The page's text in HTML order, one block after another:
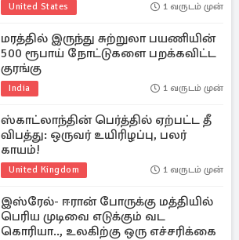
United States 1 வருடம் முன்
மரத்தில் இருந்து சுற்றுலா பயணியின்
500 ரூபாய் நோட்டுகளை பறக்கவிட்ட
குரங்கு
India 1 வருடம் முன்
ஸ்காட்லாந்தின் பெர்த்தில் ஏற்பட்ட தீ
விபத்து: ஒருவர் உயிரிழப்பு, பலர்
காயம்!
United Kingdom 1 வருடம் முன்
இஸ்ரேல்- ஈரான் போருக்கு மத்தியில்
பெரிய முடிவை எடுக்கும் வட
கொரியா.., உலகிற்கு ஒரு எச்சரிக்கை